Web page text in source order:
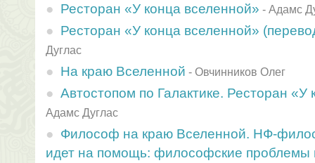
Ресторан «У конца вселенной» - Адамс
Ресторан «У конца вселенной»
Дуглас
На краю Вселенной - Овчинников Олег
Автостопом по Галактике. Ресторан «У
Адамс Дуглас
Философ на краю Вселенной. НФ-
идет на помощь: философские проблемы